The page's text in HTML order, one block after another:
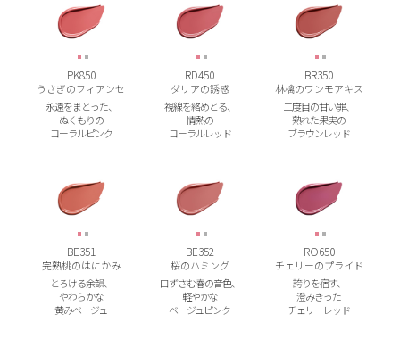
PK850
うさぎのフィアンセ
永遠をまとった、
ぬくもりの
コーラルピンク
RD450
ダリアの誘惑
視線を絡めとる、
情熱の
コーラルレッド
BR350
林檎のワンモアキス
二度目の甘い罪、
熟れた果実の
ブラウンレッド
BE351
完熟桃のはにかみ
とろける余韻、
やわらかな
黄みベージュ
BE352
桜のハミング
口ずさむ春の音色、
軽やかな
ベージュピンク
RO650
チェリーのプライド
誇りを宿す、
澄みきった
チェリーレッド